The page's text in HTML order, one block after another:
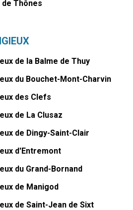
de Thônes
de la Balme de Thuy
du Bouchet-Mont-Charvin
des Clefs
de La Clusaz
de Dingy-Saint-Clair
d'Entremont
du Grand-Bornand
de Manigod
de Saint-Jean de Sixt